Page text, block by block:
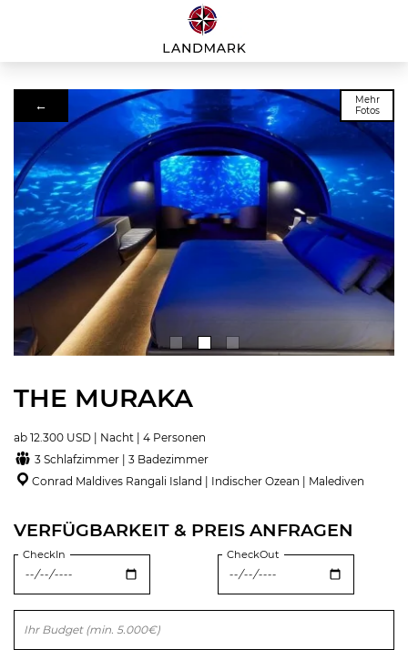
←
Mehr
Fotos
THE MURAKA
ab 12.300 USD | Nacht | 4 Personen
3 Schlafzimmer | 3 Badezimmer
Conrad Maldives Rangali Island | Indischer Ozean | Malediven
VERFÜGBARKEIT & PREIS ANFRAGEN
CheckIn CheckOut
Bitte lasse dieses Feld leer.